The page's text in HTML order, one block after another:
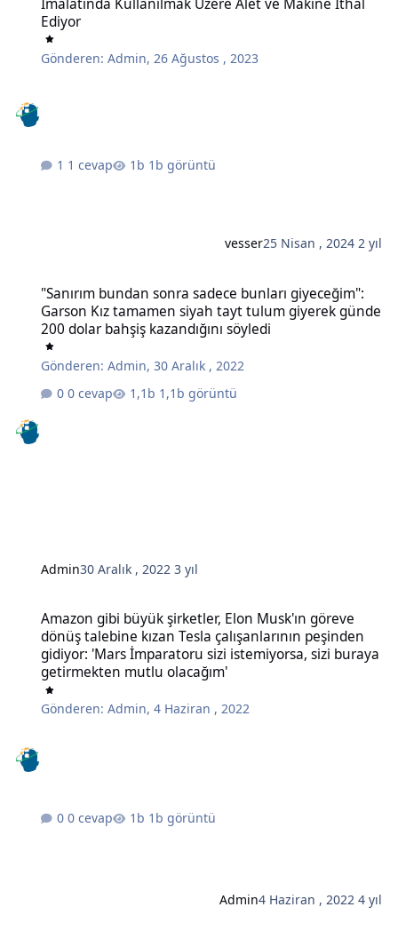
İmalatında Kullanılmak Üzere Alet ve Makine İthal
Ediyor
Gönderen:Admin, 26 Ağustos , 2023
1 cevap 1b görüntü
vesser25 Nisan , 2024 2 yıl
"Sanırım bundan sonra sadece bunları giyeceğim":
Garson Kız tamamen siyah tayt tulum giyerek günde
200 dolar bahşiş kazandığını söyledi
Gönderen:Admin,30 Aralık , 2022
0 cevap
1,1b görüntü
Admin30 Aralık , 20223 yıl
Amazon gibi büyük şirketler, Elon Musk'ın göreve
dönüş talebine kızan Tesla çalışanlarının peşinden
gidiyor: 'Mars İmparatoru sizi istemiyorsa, sizi buraya
getirmekten mutlu olacağım'
Gönderen:Admin,4 Haziran , 2022
0 cevap 1b görüntü
Admin4 Haziran , 2022 4 yıl